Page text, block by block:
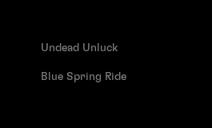
Undead Unluck
Blue Spring Ride